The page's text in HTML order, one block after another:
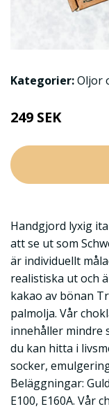
Kategorier:Oljor
249 SEK
Handgjord lyxig
att se ut som
är individuellt
realistiska ut och
kakao av bönan
palmolja. Vår
innehåller mindre
du kan hitta i
socker,
Beläggningar:
E100, E160A. Vår